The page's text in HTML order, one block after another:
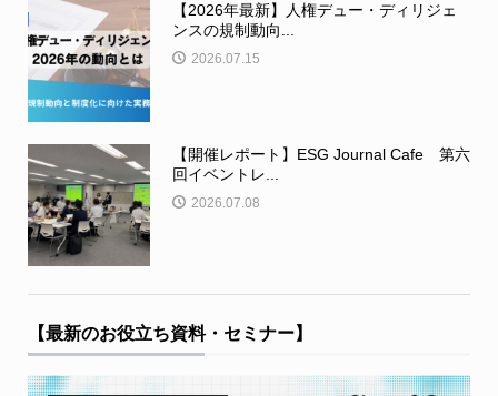
【2026年最新】人権デュー・ディリジェ
ンスの規制動向...
2026.07.15
【開催レポート】ESG Journal Cafe 第六
回イベントレ...
2026.07.08
【最新のお役立ち資料・セミナー】